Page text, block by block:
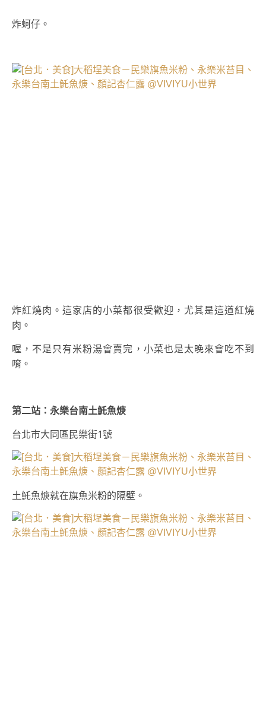
炸蚵仔。
炸紅燒肉。這家店的小菜都很受歡迎，尤其是這道紅燒
肉。
喔，不是只有米粉湯會賣完，小菜也是太晚來會吃不到
唷。
第二站：永樂台南土魠魚焿
台北市大同區民樂街1號
土魠魚焿就在旗魚米粉的隔壁。